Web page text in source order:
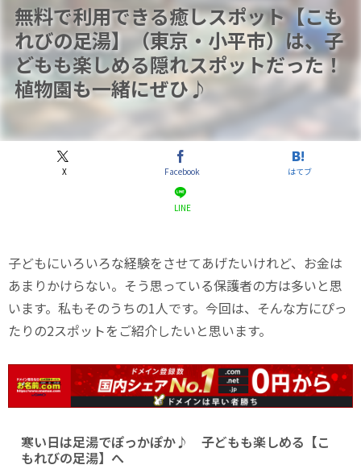
無料で利用できる癒しスポット【こも
れびの足湯】（東京・小平市）は、子
どもも楽しめる隠れスポットだった！
植物園も一緒にぜひ♪
X Facebook はてブ
LINE
子どもにいろいろな経験をさせてあげたいけれど、お金は
あまりかけらない。そう思っている保護者の方は多いと思
います。私もそのうちの1人です。今回は、そんな方にぴっ
たりの2スポットをご紹介したいと思います。
寒い日は足湯でぽっかぽか♪ 子どもも楽しめる【こ
もれびの足湯】へ